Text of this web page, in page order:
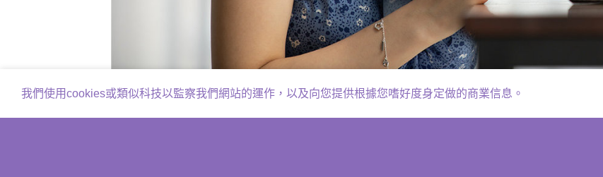
我們使用cookies或類似科技以監察我們網站的運作，以及向您提供根據您嗜好度身定做的商業信息。